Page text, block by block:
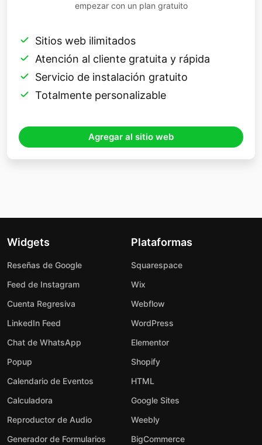
empezar con un plan gratuito
Sitios web ilimitados
Atención al cliente gratuita y rápida
Servicio de instalación gratuito
Totalmente personalizable
Agregar al sitio web
Widgets
Reseñas de Google
Feed de Instagram
Cuenta Regresiva
LinkedIn Feed
Chat de WhatsApp
Popup
Calendario de Eventos
Calculadora
Reproductor de Audio
Generador de Formularios
Plataformas
Squarespace
Wix
Webflow
WordPress
Elementor
Shopify
HTML
Google Sites
Weebly
BigCommerce